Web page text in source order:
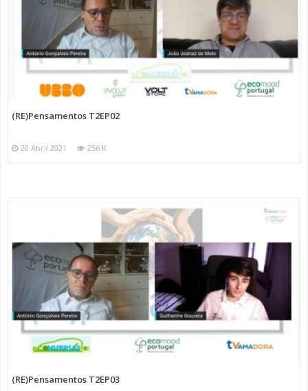
(RE)Pensamentos T2EP02
20 Abril 2021 256 K
(RE)Pensamentos T2EP03